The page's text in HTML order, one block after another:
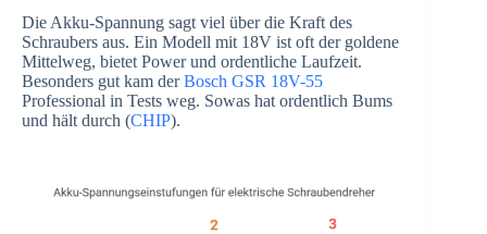
Die Akku-Spannung sagt viel über die Kraft des
Schraubers aus. Ein Modell mit 18V ist oft der goldene
Mittelweg, bietet Power und ordentliche Laufzeit.
Besonders gut kam derBosch GSR 18V-55
Professional in Tests weg. Sowas hat ordentlich Bums
und hält durch (CHIP).